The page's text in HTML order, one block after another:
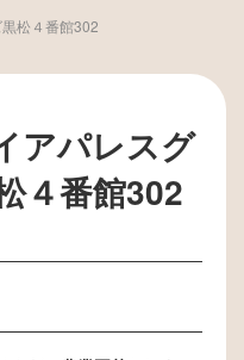
松４番館302
アパレスグ
４番館302